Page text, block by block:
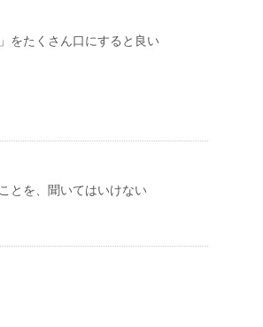
たくさん口にすると良い
とを、聞いてはいけない